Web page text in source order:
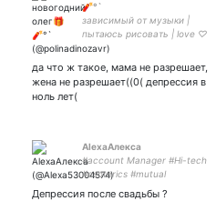
🧨°`
зависимый от музыки |
пытаюсь рисовать | love ♡
да что ж такое, мама не разрешает,
жена не разрешает((0( депрессия в
ноль лет(
AlexaАлекса
#account Manager #Hi-tech
#esoterics #mutual
#подписка #Humor #design
Депрессия после свадьбы ?